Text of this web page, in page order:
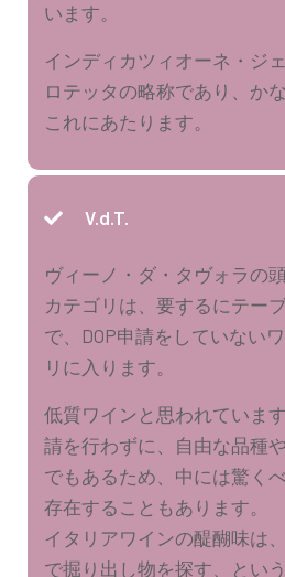
います。
インディカツィオーネ・ジ
ロテッタの略称であり、か
これにあたります。
V.d.T.
ヴィーノ・ダ・タヴォラの
カテゴリは、要するにテー
で、DOP申請をしていない
リに入ります。
低質ワインと思われていま
請を行わずに、自由な品種
でもあるため、中には驚く
存在することもあります。
イタリアワインの醍醐味は
で掘り出し物を探す、とい